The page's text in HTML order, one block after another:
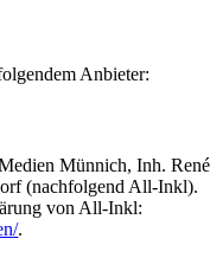
Anbieter:
Münnich, Inh. René
(nachfolgend All-Inkl).
von All-Inkl:
.